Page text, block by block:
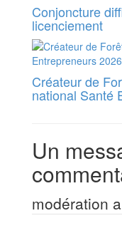
Conjoncture
licenciement
Créateur de
national Santé
Un
modération